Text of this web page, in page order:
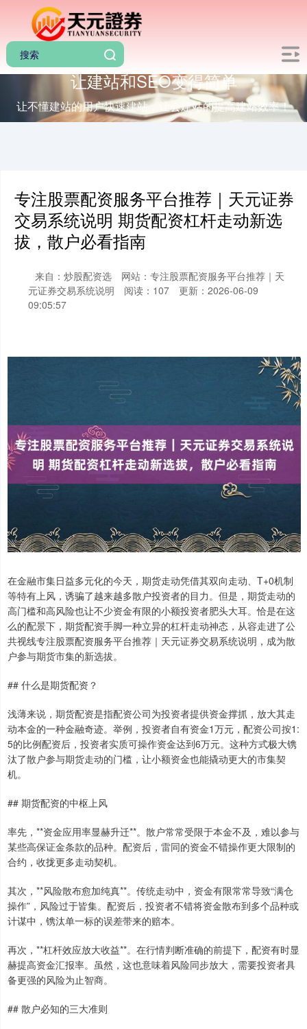
让建站和SEO变得简单
让不懂建站的用户快速建站，让会建站的提高建站效率！
专注股票配资服务平台推荐｜天元证券
交易系统说明 期货配资杠杆走动新选
拔，散户必看指南
来自：炒股配资选
网站：专注股票配资服务平台推荐｜天
元证券交易系统说明
阅读：107
更新：2026-06-09
09:05:57
在金融市集日益多元化的今天，期货走动凭借其双向走动、T+0机制
等特有上风，诱骗了越来越多散户投资者的目力。但是，期货走动的
高门槛和高风险也让不少资金有限的小额投资者肥头大耳。恰是在这
么的配景下，期货配资手脚一种立异的杠杆走动神态，从容走进了公
共视线专注股票配资服务平台推荐｜天元证券交易系统说明，成为散
户参与期货市集的新选拔。
## 什么是期货配资？
浅薄来说，期货配资是指配资公司为投资者提供资金撑抓，放大其走
动本金的一种金融奇迹。举例，投资者自有资金1万元，配资公司按1:
5的比例配资后，投资者实质可操作资金达到6万元。这种方式极大镌
汰了散户参与期货走动的门槛，让小额资金也能撬动更大的市集契
机。
## 期货配资的中枢上风
率先，**资金应用率显赫升迁**。散户常常受限于本金不及，难以参与
某些高保证金条款的品种。配资后，雷同的资金不错操作更大限制的
合约，收拢更多走动契机。
其次，**风险散布愈加纯真**。传统走动中，资金有限常常导致“满仓
操作”，风险过于皆集。配资后，投资者不错将资金散布到多个品种或
计谋中，镌汰单一标的误差带来的赔本。
再次，**杠杆效应放大收益**。在行情判断准确的前提下，配资有时显
赫提高资金汇报率。虽然，这也意味着风险同步放大，需要投资者具
备更强的风险为止智商。
## 散户必知的三大准则